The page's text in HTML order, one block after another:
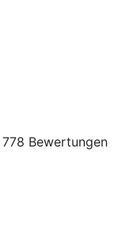
778 Bewertungen